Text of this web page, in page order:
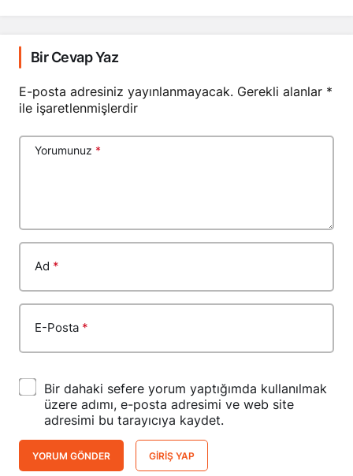
Bir Cevap Yaz
E-posta adresiniz yayınlanmayacak. Gerekli alanlar *
ile işaretlenmişlerdir
Yorumunuz *
Ad *
E-Posta *
Bir dahaki sefere yorum yaptığımda kullanılmak
üzere adımı, e-posta adresimi ve web site
adresimi bu tarayıcıya kaydet.
YORUM GÖNDER GIRIŞ YAP